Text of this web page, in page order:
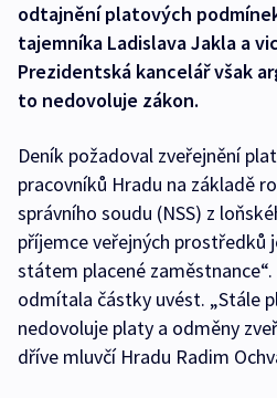
odtajnění platových
tajemníka Ladislava Jakla a
Prezidentská kancelář však
to nedovoluje zákon.
Deník požadoval zveřejnění
pracovníků Hradu na základě
správního soudu (NSS) z
příjemce veřejných prostředků
státem placené
odmítala částky uvést. „Stále
nedovoluje platy a odměny
dříve mluvčí Hradu Radim